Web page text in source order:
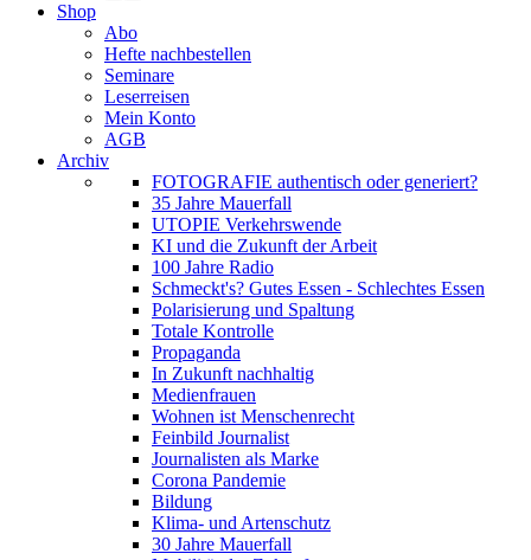
Shop
Abo
Hefte nachbestellen
Seminare
Leserreisen
Mein Konto
AGB
Archiv
FOTOGRAFIE authentisch oder generiert?
35 Jahre Mauerfall
UTOPIE Verkehrswende
KI und die Zukunft der Arbeit
100 Jahre Radio
Schmeckt's? Gutes Essen - Schlechtes Essen
Polarisierung und Spaltung
Totale Kontrolle
Propaganda
In Zukunft nachhaltig
Medienfrauen
Wohnen ist Menschenrecht
Feinbild Journalist
Journalisten als Marke
Corona Pandemie
Bildung
Klima- und Artenschutz
30 Jahre Mauerfall